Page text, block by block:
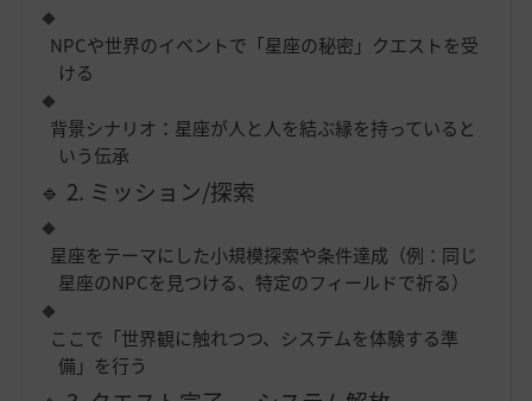
NPCや世界のイベントで「星座の秘密」クエストを受
ける
背景シナリオ：星座が人と人を結ぶ縁を持っていると
いう伝承
🔹 2. ミッション/探索
星座をテーマにした小規模探索や条件達成（例：同じ
星座のNPCを見つける、特定のフィールドで祈る）
ここで「世界観に触れつつ、システムを体験する準
備」を行う